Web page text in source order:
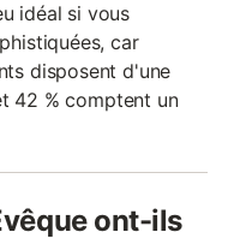
idéal si vous
car
disposent d'une
42 % comptent un
ont-ils